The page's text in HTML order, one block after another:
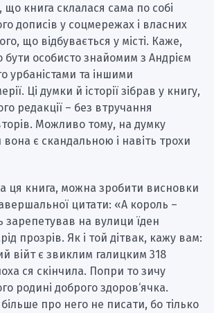
книга склалася сама по собі
дописів у соцмережах і власних
що відбувається у місті. Каже,
особисто знайомим з Андрієм
урбаністами та іншими
Ці думки й історії зібрав у книгу,
редакції – без втручання
Можливо тому, на думку
є скандальною і навіть трохи
ця книга, можна зробити висновки
цитати: «А король –
зарепетував на вулици їден
прозрів. Як і той дітвак, кажу вам:
війт є звиклим галицким 318
ся скінчила. Попри то зичу
родині доброго здоров‘ячка.
про него не писати, бо тілько